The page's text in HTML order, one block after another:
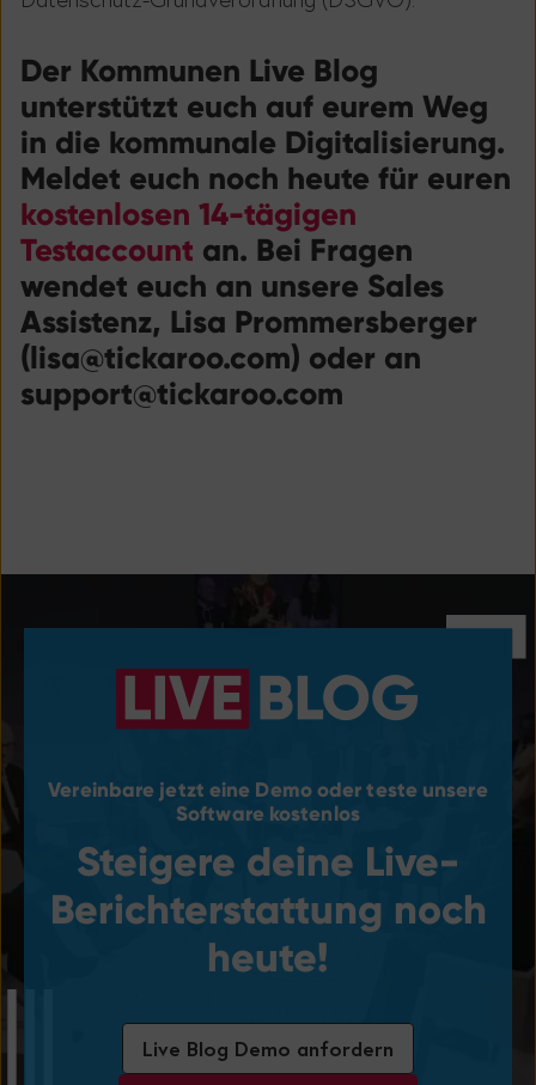
Der Kommunen Live Blog
unterstützt euch auf eurem Weg
in die kommunale Digitalisierung.
Meldet euch noch heute für euren
kostenlosen 14-tägigen
Testaccount an. Bei Fragen
wendet euch an unsere Sales
Assistenz, Lisa Prommersberger
(lisa@tickaroo.com) oder an
support@tickaroo.com
Vereinbare jetzt eine Demo oder teste unsere
Software kostenlos
Steigere deine Live-
Berichterstattung noch
heute!
Live Blog Demo anfordern